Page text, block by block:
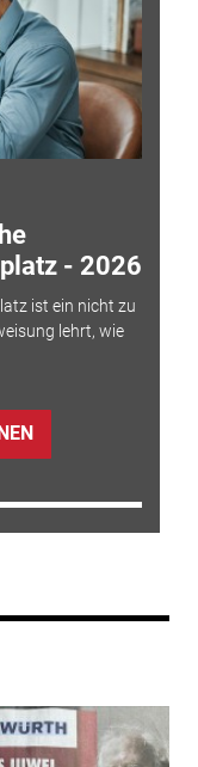
- 2026
ist ein nicht zu
lehrt, wie